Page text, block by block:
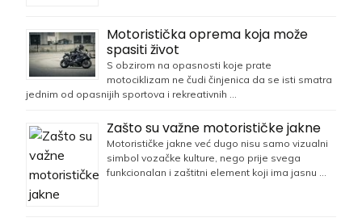
Motoristička oprema koja može
spasiti život
S obzirom na opasnosti koje prate
motociklizam ne čudi činjenica da se isti smatra
jednim od opasnijih sportova i rekreativnih …
Zašto su važne motorističke jakne
Motorističke jakne već dugo nisu samo vizualni
simbol vozačke kulture, nego prije svega
funkcionalan i zaštitni element koji ima jasnu …